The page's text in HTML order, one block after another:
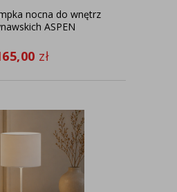
nocna do wnętrz
ASPEN
zł